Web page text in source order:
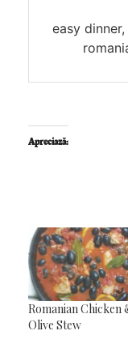
easy
Apreciază:
Romanian Chicken
Olive Stew